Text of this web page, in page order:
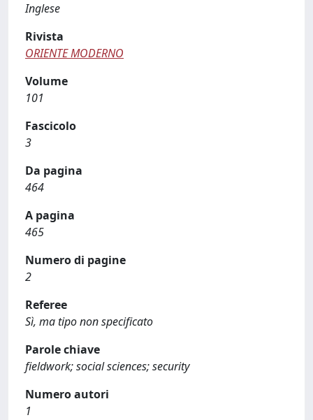
Inglese
Rivista
ORIENTE MODERNO
Volume
101
Fascicolo
3
Da pagina
464
A pagina
465
Numero di pagine
2
Referee
Sì, ma tipo non specificato
Parole chiave
fieldwork; social sciences; security
Numero autori
1